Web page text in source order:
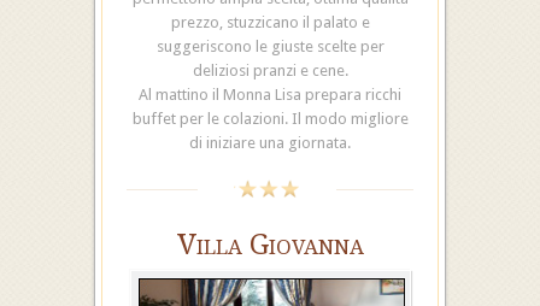
prezzo, stuzzicano il palato e
suggeriscono le giuste scelte per
deliziosi pranzi e cene.
Al mattino il Monna Lisa prepara ricchi
buffet per le colazioni. Il modo migliore
di iniziare una giornata.
Villa Giovanna